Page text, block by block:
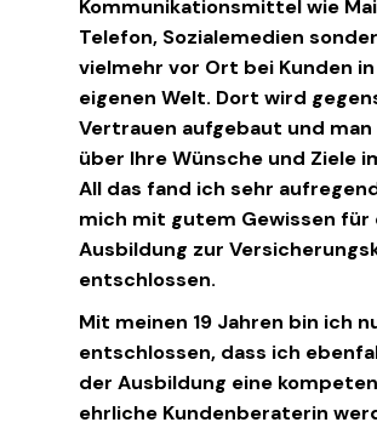
Kommunikationsmittel wie
Telefon, Sozialemedien
vielmehr vor Ort bei Kunden
eigenen Welt. Dort wird
Vertrauen aufgebaut und
über Ihre Wünsche und Ziele
All das fand ich sehr
mich mit gutem Gewissen für
Ausbildung zur
entschlossen.
Mit meinen 19 Jahren bin ich
entschlossen, dass ich
der Ausbildung eine
ehrliche Kundenberaterin